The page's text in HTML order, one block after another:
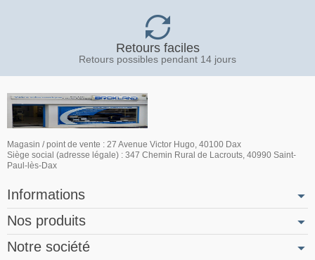
Retours faciles
Retours possibles pendant 14 jours
Magasin / point de vente : 27 Avenue Victor Hugo, 40100 Dax
Siège social (adresse légale) : 347 Chemin Rural de Lacrouts, 40990 Saint-
Paul-lès-Dax
Informations
Nos produits
Notre société